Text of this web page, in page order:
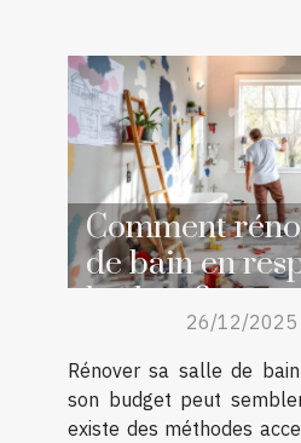
Comment
de bain en
budget ?
26/12/2025
Rénover sa salle de
son budget peut
existe des méthodes